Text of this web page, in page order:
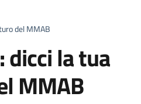
del MMAB
dicci la tua
MMAB